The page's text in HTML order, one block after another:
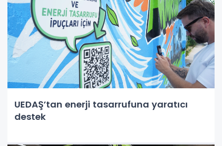
UEDAŞ’tan enerji tasarrufuna yaratıcı
destek